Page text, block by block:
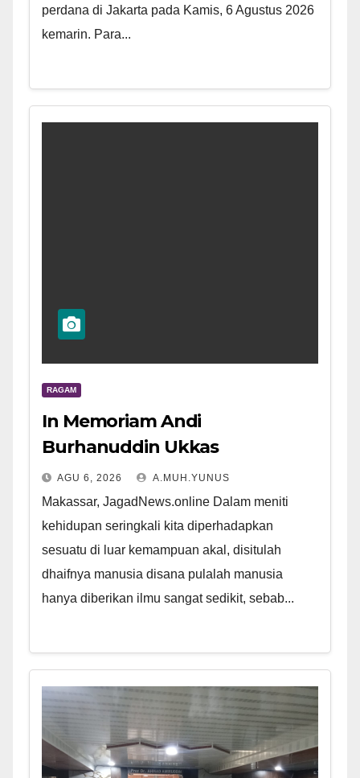
perdana di Jakarta pada Kamis, 6 Agustus 2026
kemarin. Para...
RAGAM
In Memoriam Andi
Burhanuddin Ukkas
AGU 6, 2026 A.MUH.YUNUS
Makassar, JagadNews.online Dalam meniti
kehidupan seringkali kita diperhadapkan
sesuatu di luar kemampuan akal, disitulah
dhaifnya manusia disana pulalah manusia
hanya diberikan ilmu sangat sedikit, sebab...